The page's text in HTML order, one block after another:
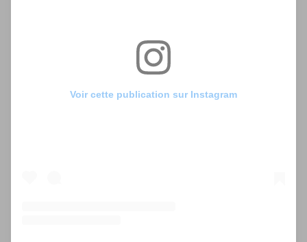
Voir cette publication sur Instagram